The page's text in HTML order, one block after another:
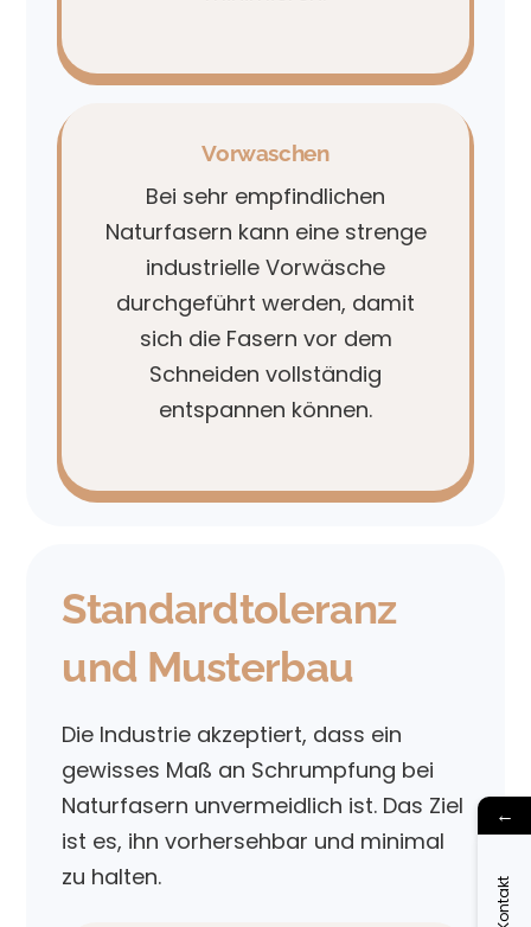
Vorwaschen
Bei sehr empfindlichen
Naturfasern kann eine strenge
industrielle Vorwäsche
durchgeführt werden, damit
sich die Fasern vor dem
Schneiden vollständig
entspannen können.
Standardtoleranz
und Musterbau
Die Industrie akzeptiert, dass ein
gewisses Maß an Schrumpfung bei
Naturfasern unvermeidlich ist. Das Ziel
ist es, ihn vorhersehbar und minimal
zu halten.
←
Kontakt